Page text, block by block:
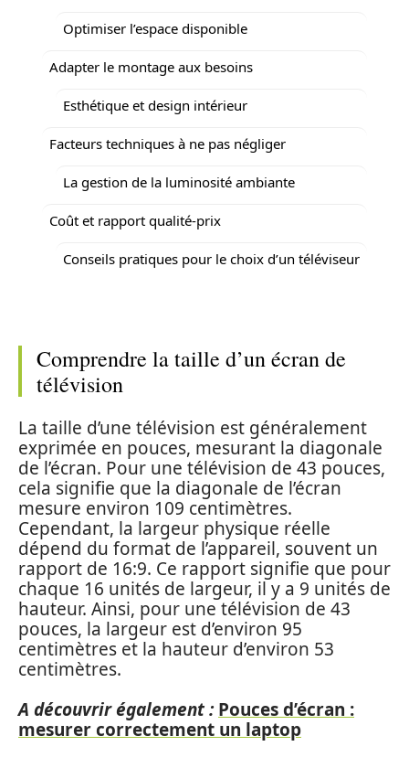
Optimiser l’espace disponible
Adapter le montage aux besoins
Esthétique et design intérieur
Facteurs techniques à ne pas négliger
La gestion de la luminosité ambiante
Coût et rapport qualité-prix
Conseils pratiques pour le choix d’un téléviseur
Comprendre la taille d’un écran de
télévision
La taille d’une télévision est généralement
exprimée en pouces, mesurant la diagonale
de l’écran. Pour une télévision de 43 pouces,
cela signifie que la diagonale de l’écran
mesure environ 109 centimètres.
Cependant, la largeur physique réelle
dépend du format de l’appareil, souvent un
rapport de 16:9. Ce rapport signifie que pour
chaque 16 unités de largeur, il y a 9 unités de
hauteur. Ainsi, pour une télévision de 43
pouces, la largeur est d’environ 95
centimètres et la hauteur d’environ 53
centimètres.
A découvrir également : Pouces d’écran :
mesurer correctement un laptop